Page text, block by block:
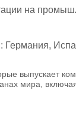
на
выпускает
мира,